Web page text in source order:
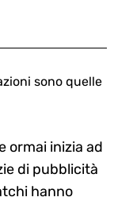
sono quelle
ormai inizia ad
di pubblicità
hanno